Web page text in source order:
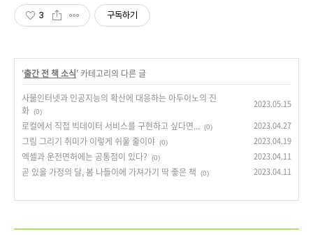
3 구독하기
'출간 전 책 소식' 카테고리의 다른 글
사물인터넷과 인공지능의 확산에 대응하는 아두이노의 진
화 (0)
2023.05.15
로컬에서 직접 빅데이터 서비스를 구현하고 싶다면... (0) 2023.04.27
그림 그리기 취미가 이렇게 쉬울 줄이야 (0) 2023.04.19
엑셀과 운전면허에는 공통점이 있다? (0) 2023.04.11
곧 있을 가정의 달, 봄 나들이에 가져가기 딱 좋은 책 (0) 2023.04.11